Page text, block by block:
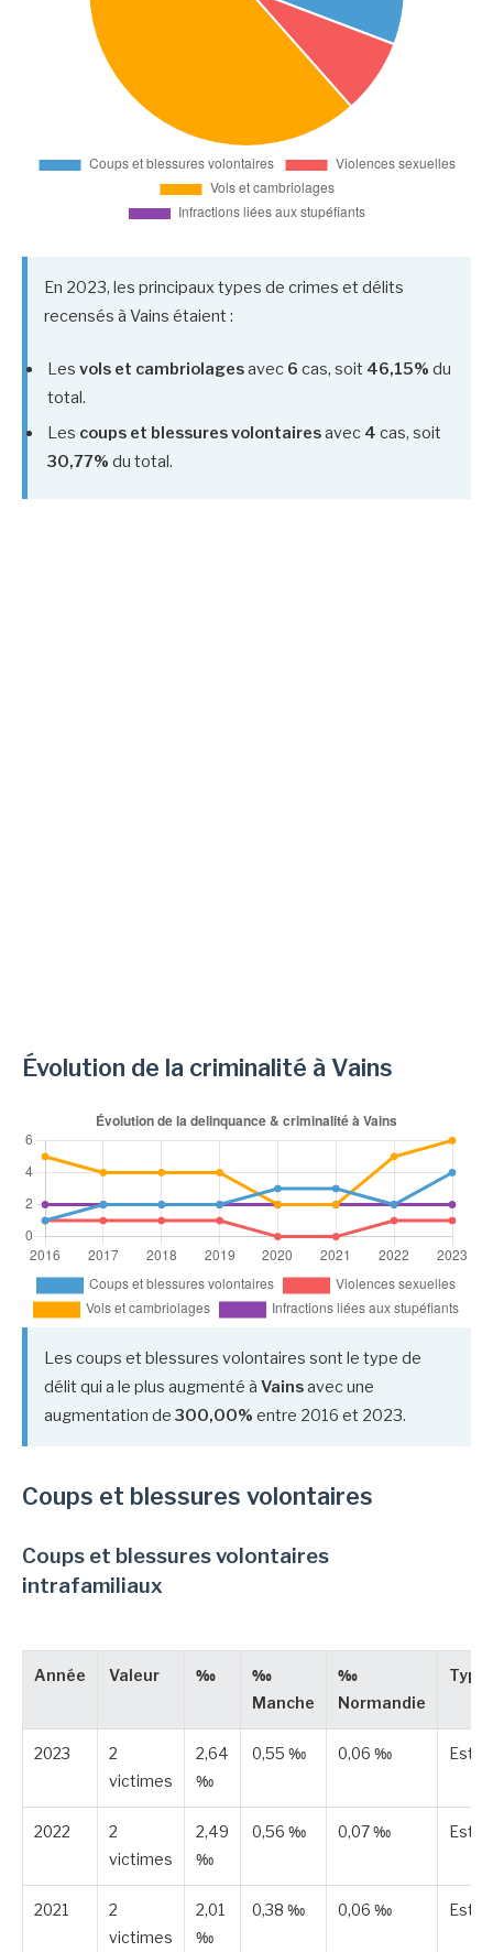
En 2023, les principaux types de crimes et délits
recensés à Vains étaient :
Les vols et cambriolagesavec 6 cas, soit 46,15% du
total.
Les coups et blessures volontairesavec 4 cas, soit
30,77% du total.
Évolution de la criminalité à Vains
Les coups et blessures volontaires sont le type de
délit qui a le plus augmenté à Vainsavec une
augmentation de 300,00% entre 2016 et 2023.
Coups et blessures volontaires
Coups et blessures volontaires
intrafamiliaux
Année Valeur ‰
‰
Manche
‰
Normandie
Type
2023
2
victimes
2,64
‰
0,55 ‰ 0,06 ‰
2022
2
victimes
2,49
‰
0,56 ‰ 0,07 ‰
2021
2
victimes
2,01
‰
0,38 ‰ 0,06 ‰